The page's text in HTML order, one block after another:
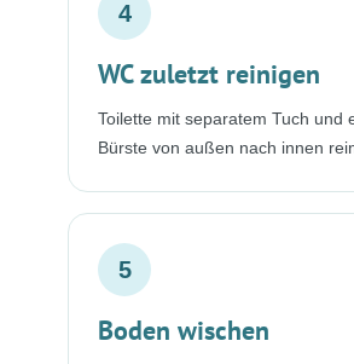
4
WC zuletzt reinigen
Toilette mit separatem Tuch und
Bürste von außen nach innen
5
Boden wischen